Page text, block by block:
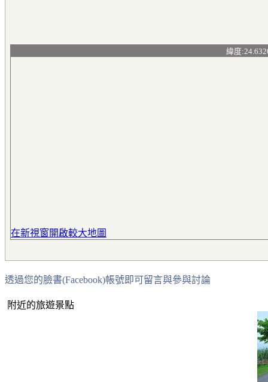
緯度
在新視窗開啟較大地圖
透過您的臉書(Facebook)帳號即可留言與參與討論
附近的旅遊景點